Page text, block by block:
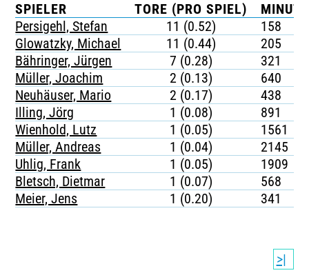
SPIELER TORE (PRO SPIEL)
Persigehl, Stefan
11 (0.52)
158
Glowatzky, Michael
11 (0.44)
205
Bähringer, Jürgen
7 (0.28)
321
Müller, Joachim
2 (0.13)
640
Neuhäuser, Mario
2 (0.17)
438
Illing, Jörg
1 (0.08)
891
Wienhold, Lutz
1 (0.05)
1561
Müller, Andreas
1 (0.04)
2145
Uhlig, Frank
1 (0.05)
1909
Bletsch, Dietmar
1 (0.07)
568
Meier, Jens
1 (0.20) 341
>|